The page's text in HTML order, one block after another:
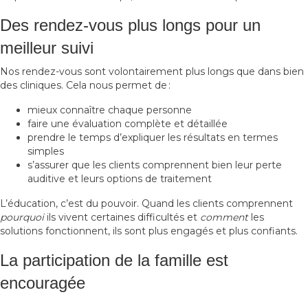
Des rendez-vous plus longs pour un
meilleur suivi
Nos rendez-vous sont volontairement plus longs que dans bien
des cliniques. Cela nous permet de :
mieux connaître chaque personne
faire une évaluation complète et détaillée
prendre le temps d’expliquer les résultats en termes
simples
s’assurer que les clients comprennent bien leur perte
auditive et leurs options de traitement
L’éducation, c’est du pouvoir. Quand les clients comprennent
pourquoiils vivent certaines difficultés et commentles
solutions fonctionnent, ils sont plus engagés et plus confiants.
La participation de la famille est
encouragée